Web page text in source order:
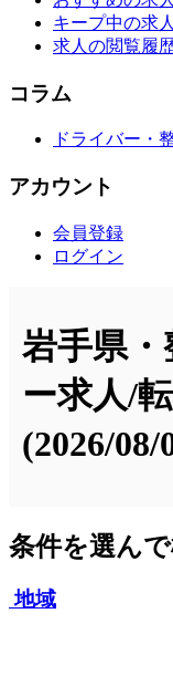
キープ中の求人
求人の閲覧履
コラム
ドライバー・
アカウント
会員登録
ログイン
岩手県
ー求人/
(2026/08/
条件を選ん
地域